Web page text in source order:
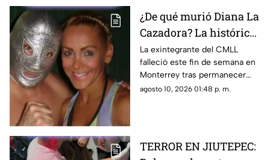
¿De qué murió Diana La
Cazadora? La histórica
luchadora falleció a los
48 años
La exintegrante del CMLL
falleció este fin de semana en
Monterrey tras permanecer
hospitalizada por una infección
agosto 10, 2026 01:48 p. m.
TERROR EN JIUTEPEC: